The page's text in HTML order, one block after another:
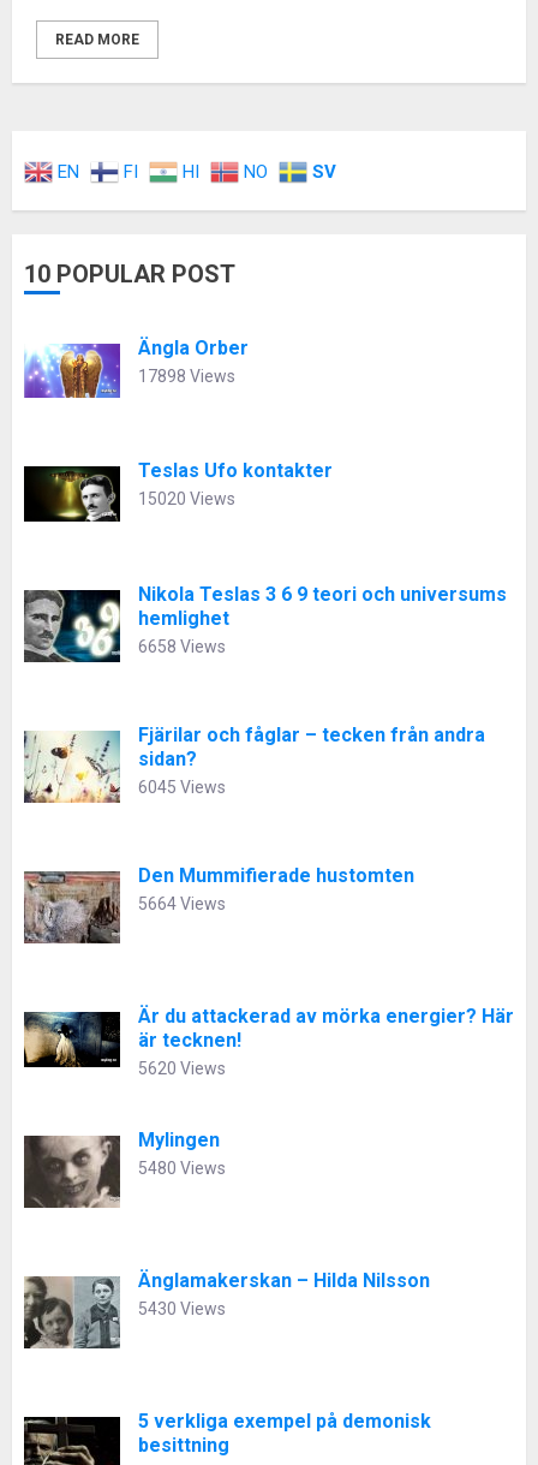
READ MORE
EN FI HI NO SV
10 POPULAR POST
Ängla Orber
17898 Views
Teslas Ufo kontakter
15020 Views
Nikola Teslas 3 6 9 teori och universums
hemlighet
6658 Views
Fjärilar och fåglar – tecken från andra
sidan?
6045 Views
Den Mummifierade hustomten
5664 Views
Är du attackerad av mörka energier? Här
är tecknen!
5620 Views
Mylingen
5480 Views
Änglamakerskan – Hilda Nilsson
5430 Views
5 verkliga exempel på demonisk
besittning